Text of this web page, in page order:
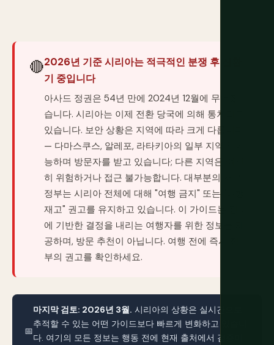
🔴2026년 기준 시리아는 적극적인 분쟁 후 전환
기 중입니다
아사드 정권은 54년 만에 2024년 12월에 무너졌
습니다. 시리아는 이제 전환 당국에 의해 통치되고
있습니다. 보안 상황은 지역에 따라 크게 다릅니다
— 다마스쿠스, 알레포, 라타키아의 일부 지역은 기
능하며 방문자를 받고 있습니다; 다른 지역은 여전
히 위험하거나 접근 불가능합니다. 대부분의 서구
정부는 시리아 전체에 대해 "여행 금지" 또는 "여행
재고" 권고를 유지하고 있습니다. 이 가이드는 정보
에 기반한 결정을 내리는 여행자를 위한 정보를 제
공하며, 방문 추천이 아닙니다. 여행 전에 즉시 정
부의 권고를 확인하세요.
📅
마지막 검토: 2026년 3월. 시리아의 상황은 실시간으로
추적할 수 있는 어떤 가이드보다 빠르게 변화하고 있습니
다. 여기의 모든 정보는 행동 전에 현재 출처에서 검증이